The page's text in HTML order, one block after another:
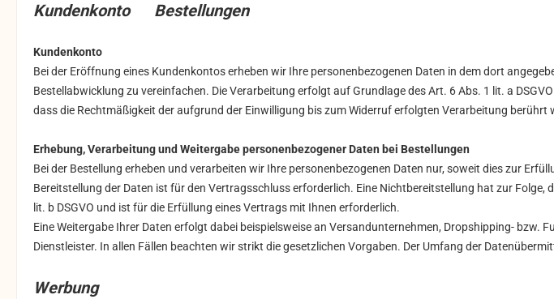
Kundenkonto Bestellungen
Kundenkonto
Bei der Eröffnung eines Kundenkontos erheben wir Ihre personenbezogenen Daten in dem dort
Bestellabwicklung zu vereinfachen. Die Verarbeitung erfolgt auf Grundlage des Art. 6 Abs. 1 lit. a
dass die Rechtmäßigkeit der aufgrund der Einwilligung bis zum Widerruf erfolgten Verarbeitung
Erhebung, Verarbeitung und Weitergabe personenbezogener Daten bei Bestellungen
Bei der Bestellung erheben und verarbeiten wir Ihre personenbezogenen Daten nur, soweit dies zur
Bereitstellung der Daten ist für den Vertragsschluss erforderlich. Eine Nichtbereitstellung hat zur
lit. b DSGVO und ist für die Erfüllung eines Vertrags mit Ihnen erforderlich.
Eine Weitergabe Ihrer Daten erfolgt dabei beispielsweise an Versandunternehmen, Dropshipping- bzw.
Dienstleister. In allen Fällen beachten wir strikt die gesetzlichen Vorgaben. Der Umfang der
Werbung